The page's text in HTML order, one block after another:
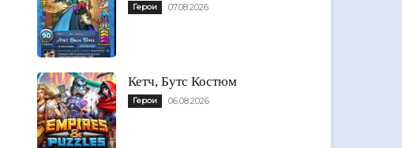
Герои 07.08.2026
Кетч, Бутс Костюм
Герои 06.08.2026